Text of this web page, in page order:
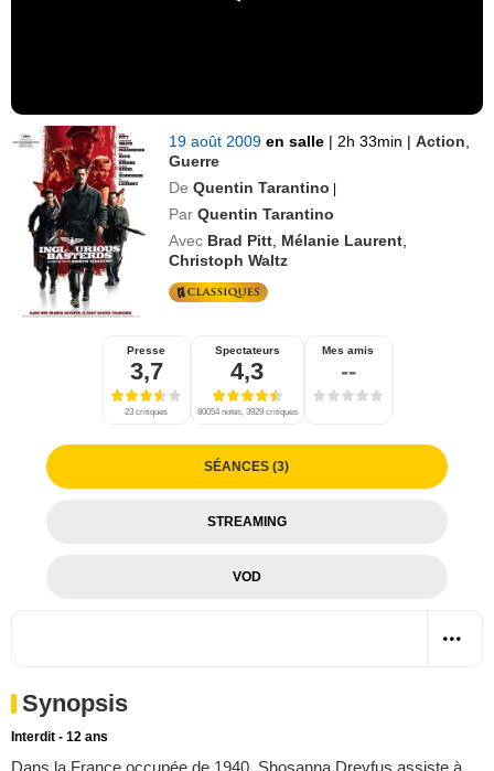
19 août 2009en salle | 2h 33min | Action
Guerre
De Quentin Tarantino |
Par Quentin Tarantino
Avec Brad Pitt Mélanie Laurent
Christoph Waltz
Presse
3,7
23 critiques
Spectateurs
4,3
80054 notes, 3929 critiques
Mes amis
--
SÉANCES (3)
STREAMING
VOD
Synopsis
Interdit - 12 ans
Dans la France occupée de 1940, Shosanna Dreyfus assiste à